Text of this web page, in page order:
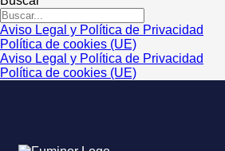
Aviso Legal y Política de Privacidad
Política de cookies (UE)
Aviso Legal y Política de Privacidad
Política de cookies (UE)